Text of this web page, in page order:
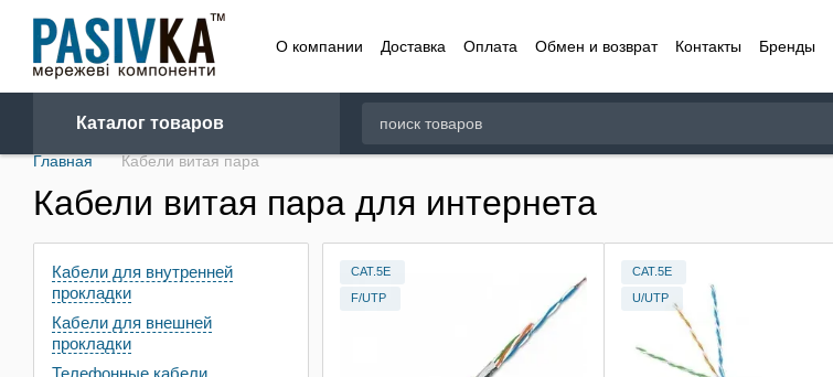
Перейти к основному контенту
О компании
Доставка Оплата Обмен и возврат Контакты Бренды
Каталог товаров
Главная Кабели витая пара
Кабели витая пара для интернета
CAT.5E
F/UTP
CAT.5E
U/UTP
Кабели для внутренней
прокладки
Кабели для внешней
прокладки
Телефонные кабели